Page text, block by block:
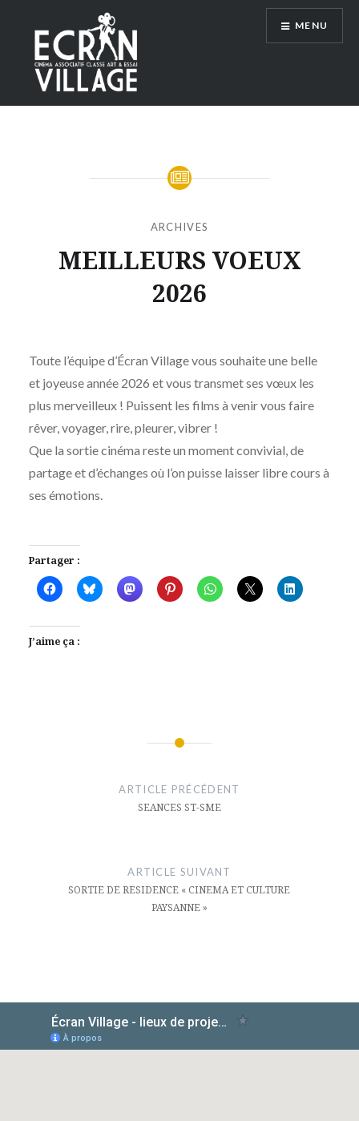
contenu
principal
ÉCRAN VILLAGE
MENU
ARCHIVES
MEILLEURS VOEUX
2026
MOÏSE
MAIGRET
JANVIER
2026
Toute l’équipe d’Écran Village vous souhaite une belle
et joyeuse année 2026 et vous transmet ses vœux les
plus merveilleux ! Puissent les films à venir vous faire
rêver, voyager, rire, pleurer, vibrer !
Que la sortie cinéma reste un moment convivial, de
partage et d’échanges où l’on puisse laisser libre cours à
ses émotions.
Partager :
J’aime ça :
ARTICLE PRÉCÉDENT
SEANCES ST-SME
ARTICLE SUIVANT
SORTIE DE RESIDENCE « CINEMA ET CULTURE
PAYSANNE »